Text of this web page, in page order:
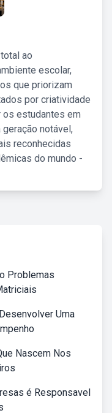
ao
escolar,
que priorizam
por criatividade
os estudantes em
geração notável,
reconhecidas
do mundo -
Problemas
Uma
Nascem Nos
é Responsavel